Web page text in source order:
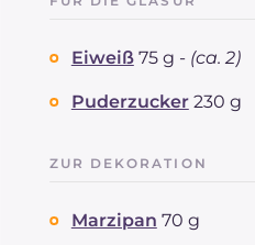
Eiweiß 75 g - (ca. 2)
Puderzucker 230 g
ZUR DEKORATION
Marzipan 70 g